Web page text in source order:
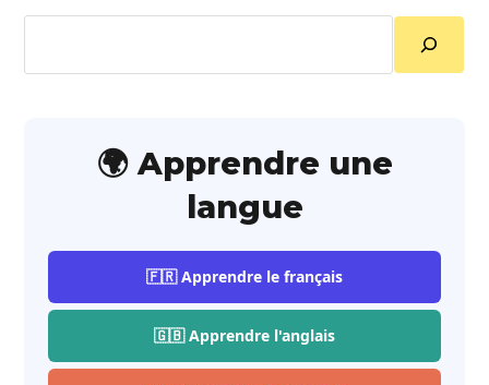
🌍 Apprendre une
langue
🇫🇷 Apprendre le français
🇬🇧 Apprendre l'anglais